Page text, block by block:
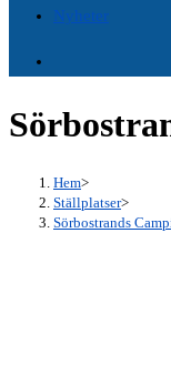
Nyheter
Hem>
Ställplatser>
Sörbostrands